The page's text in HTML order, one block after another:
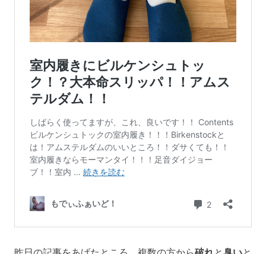
昨日の記事をあげたところ、複数の方から と
と